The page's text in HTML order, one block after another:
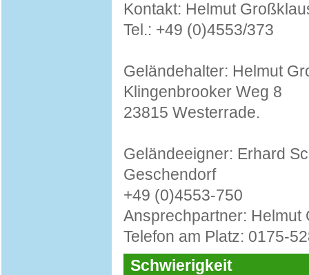
Kontakt: Helmut
Tel.: +49 (0)4553/373
Geländehalter: Helmut
Klingenbrooker Weg 8
23815 Westerrade.
Geländeeigner: Erhard
Geschendorf
+49 (0)4553-750
Ansprechpartner:
Telefon am Platz: 0175-
Schwierigkeit